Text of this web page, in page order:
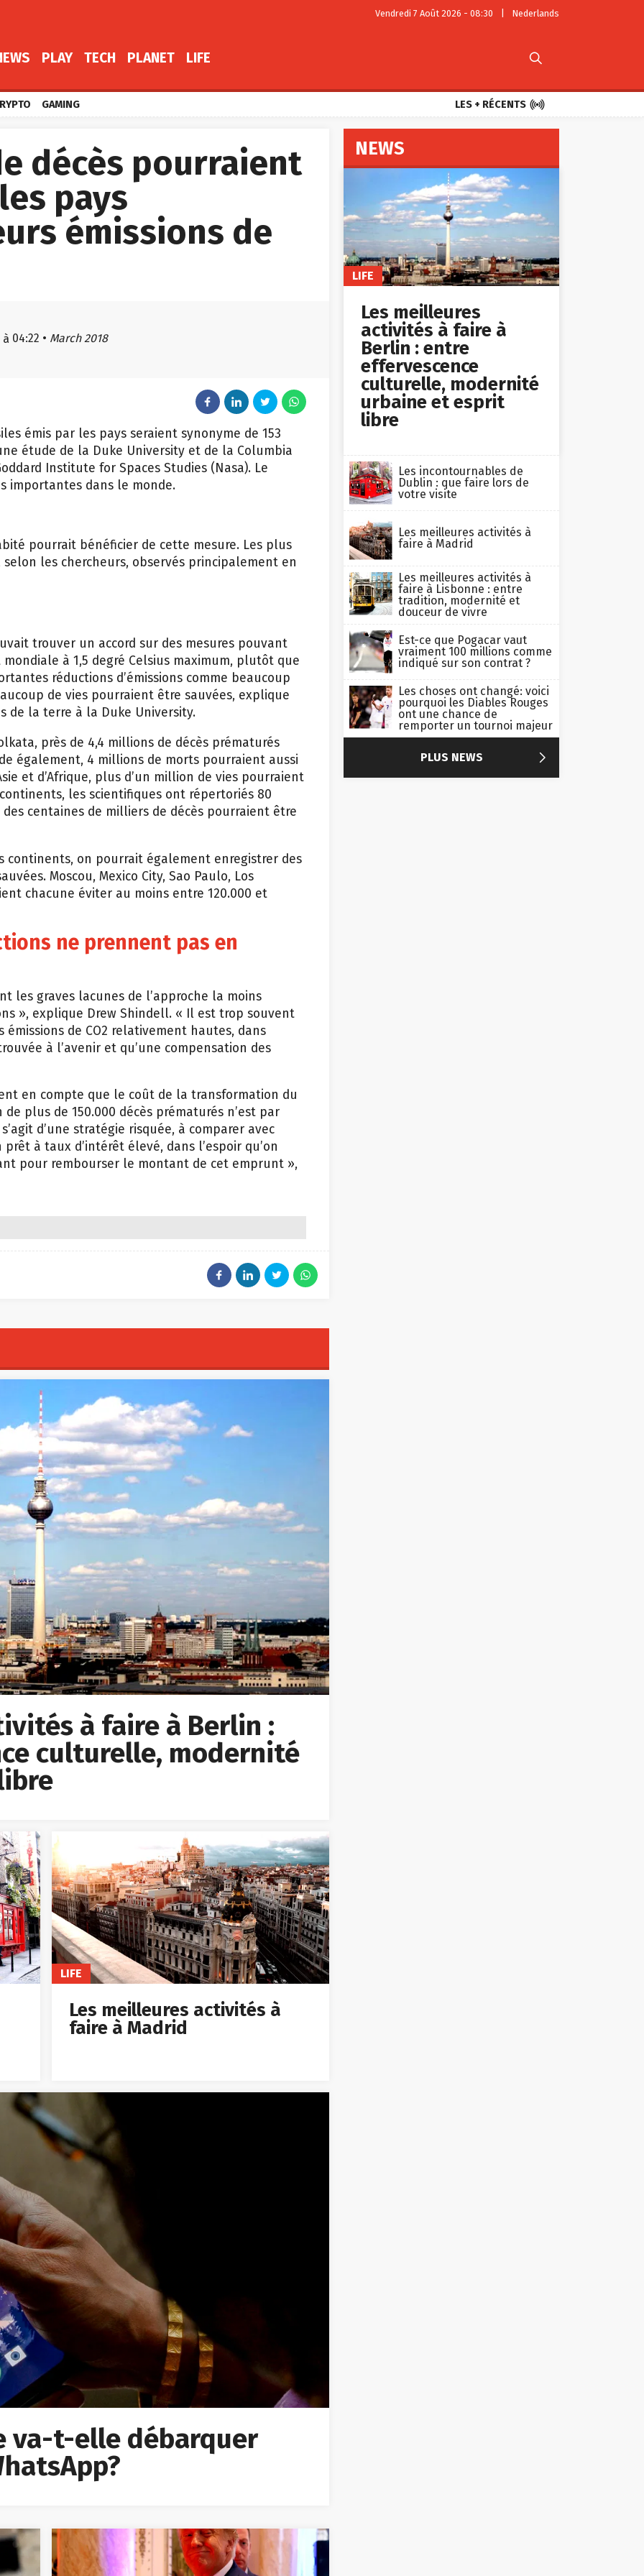
Vendredi 7 Août 2026 - 08:30 Nederlands
PLAY TECH PLANET LIFE 
GAMING LES + RÉCENTS 
décès pourraient
pays
émissions de
à 04:22 • March 2018
émis par les pays seraient synonyme de 153
étude de la Duke University et de la Columbia
Institute for Spaces Studies (Nasa). Le
importantes dans le monde.
pourrait bénéficier de cette mesure. Les plus
les chercheurs, observés principalement en
trouver un accord sur des mesures pouvant
à 1,5 degré Celsius maximum, plutôt que
réductions d’émissions comme beaucoup
de vies pourraient être sauvées, explique
de la terre à la Duke University.
près de 4,4 millions de décès prématurés
également, 4 millions de morts pourraient aussi
et d’Afrique, plus d’un million de vies pourraient
les scientifiques ont répertoriés 80
centaines de milliers de décès pourraient être
continents, on pourrait également enregistrer des
Moscou, Mexico City, Sao Paulo, Los
chacune éviter au moins entre 120.000 et
ne prennent pas en
les graves lacunes de l’approche la moins
», explique Drew Shindell. « Il est trop souvent
émissions de CO2 relativement hautes, dans
à l’avenir et qu’une compensation des
en compte que le coût de la transformation du
plus de 150.000 décès prématurés n’est par
d’une stratégie risquée, à comparer avec
à taux d’intérêt élevé, dans l’espoir qu’on
pour rembourser le montant de cet emprunt »,
à faire à Berlin :
culturelle, modernité
LIFE
Les meilleures activités à
faire à Madrid
va-t-elle débarquer
NEWS
LIFE
Les meilleures
activités à faire à
Berlin : entre
effervescence
culturelle, modernité
urbaine et esprit
libre
Les incontournables de
Dublin : que faire lors de
votre visite
Les meilleures activités à
faire à Madrid
Les meilleures activités à
faire à Lisbonne : entre
tradition, modernité et
douceur de vivre
Est-ce que Pogacar vaut
vraiment 100 millions comme
indiqué sur son contrat ?
Les choses ont changé: voici
pourquoi les Diables Rouges
ont une chance de
remporter un tournoi majeur
PLUS NEWS 